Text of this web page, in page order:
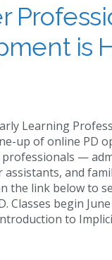
is
Learning
up of online PD
—
assistants, and
the link below to
Classes begin
to